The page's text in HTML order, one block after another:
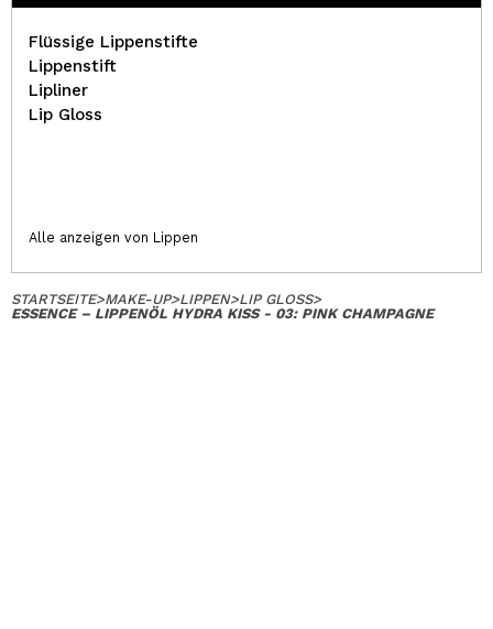
Flüssige Lippenstifte
Lippenstift
Lipliner
Lip Gloss
Alle anzeigen von Lippen
STARTSEITE>MAKE-UP>LIPPEN>LIP GLOSS>
ESSENCE – LIPPENÖL HYDRA KISS - 03: PINK CHAMPAGNE